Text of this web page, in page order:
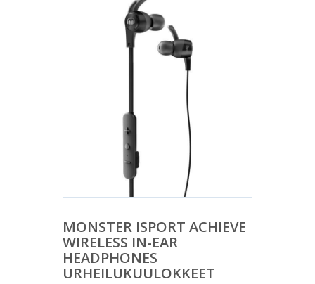
MONSTER ISPORT ACHIEVE
WIRELESS IN-EAR
HEADPHONES
URHEILUKUULOKKEET